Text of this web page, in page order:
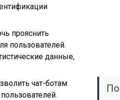
прояснить
пользователей.
данные,
чат-ботам